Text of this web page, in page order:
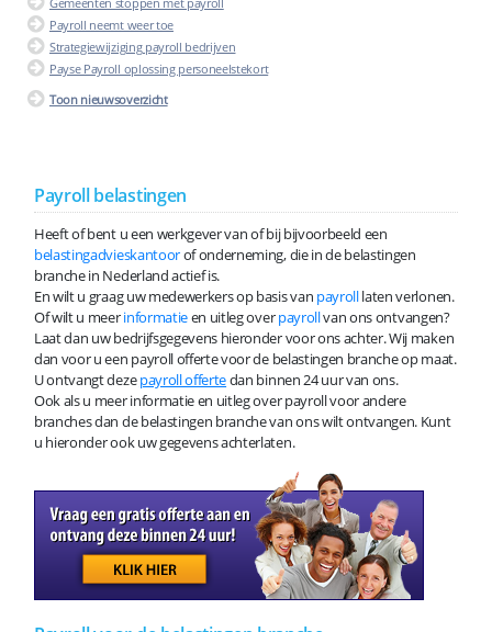
Payroll neemt weer toe
Strategiewijziging payroll bedrijven
Payse Payroll oplossing personeelstekort
Toon nieuwsoverzicht
Payroll belastingen
Heeft of bent u een werkgever van of bij bijvoorbeeld een
belastingadvieskantoorof onderneming, die in de belastingen
branche in Nederland actief is.
En wilt u graag uw medewerkers op basis van payrolllaten verlonen.
Of wilt u meerinformatieen uitleg overpayrollvan ons ontvangen?
Laat dan uw bedrijfsgegevens hieronder voor ons achter. Wij maken
dan voor u een payroll offerte voor de belastingen branche op maat.
U ontvangt dezepayroll offertedan binnen 24 uur van ons.
Ook als u meer informatie en uitleg over payroll voor andere
branches dan de belastingen branche van ons wilt ontvangen. Kunt
u hieronder ook uw gegevens achterlaten.